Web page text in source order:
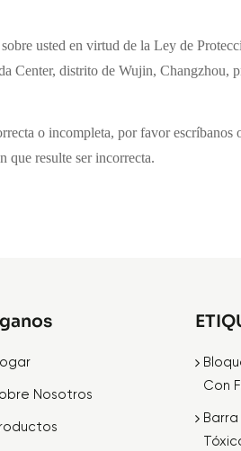
usted en virtud de la Ley de
Center, distrito de Wujin, Changzhou,
o incompleta, por favor
que resulte ser incorrecta.
Nosotros
Con